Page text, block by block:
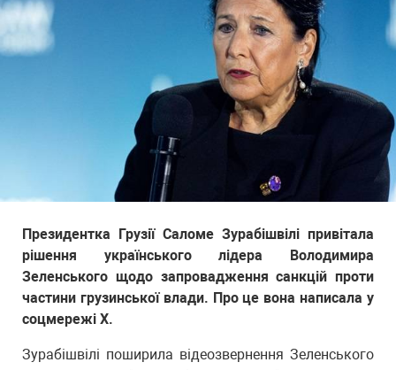
Президентка Грузії Саломе Зурабішвілі привітала
рішення українського лідера Володимира
Зеленського щодо запровадження санкцій проти
частини грузинської влади. Про це вона написала у
соцмережі Х.
Зурабішвілі поширила відеозвернення Зеленського